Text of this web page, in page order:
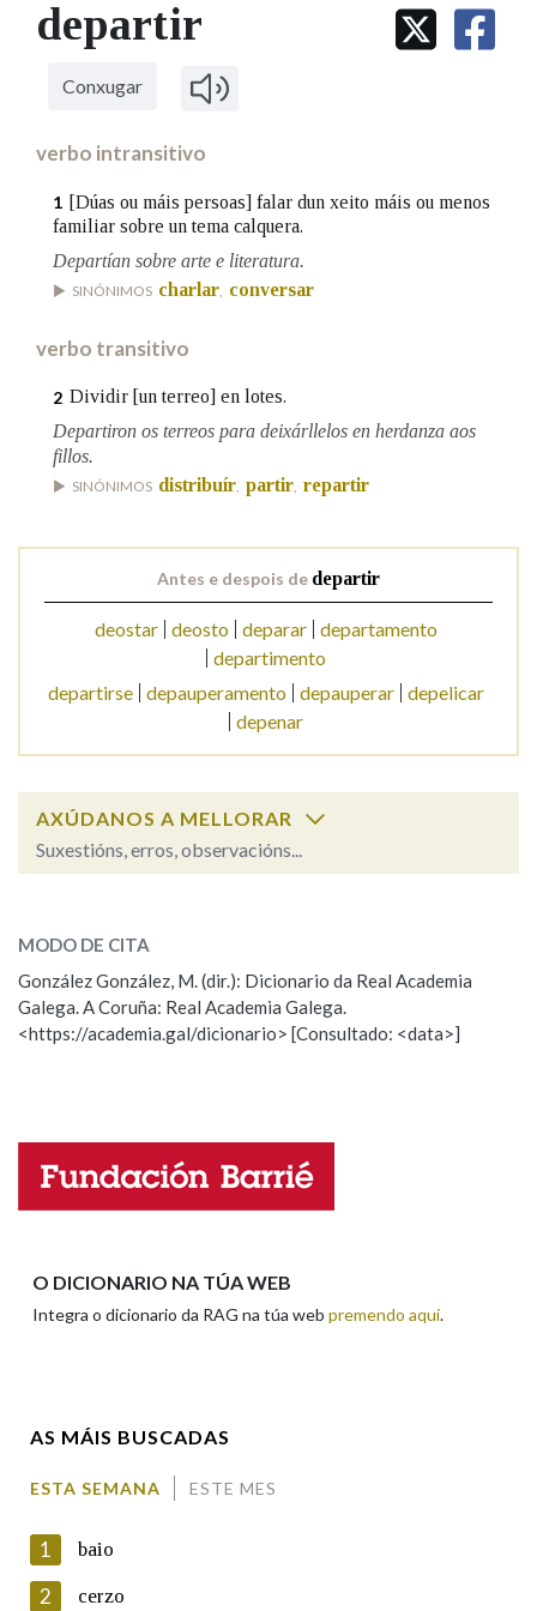
IDENTIDADE CORPORATIVA
MARCIAL DEL ADALID
FIGURAS HOMENAXEADAS
Facebook
TwitterYoutubeInstagram
Bluesky
BUSCAR NOS LEMAS
Comeza por
Contén
Na fraseoloxía
OUTRAS OPCIÓNS DE BUSCA
Marcas gramaticais
Pertence a
departir
Conxugar
verbo intransitivo
1 [Dúas ou máis persoas] falar dun xeito máis ou menos
familiar sobre un tema calquera.
Departían sobre arte e literatura.
SINÓNIMOS charlar conversar
verbo transitivo
2 Dividir [un terreo] en lotes.
Departiron os terreos para deixárllelos en herdanza aos
fillos.
SINÓNIMOS distribuír partir repartir
Antes e despois de departir
deostar deosto deparar
departamento
departimento
departirse
depauperamento depauperar
depelicar
depenar
AXÚDANOS A MELLORAR
Suxestións, erros, observacións...
ESCOLLE UNHA OPCIÓN:
Observación Hai un erro na palabra
Propoño mellorar a definición
Nome
MODO DE CITA
González González, M. (dir.): Dicionario da Real Academia
Galega. A Coruña: Real Academia Galega.
<https://academia.gal/dicionario> [Consultado: <data>]
O DICIONARIO NA TÚA WEB
Integra o dicionario da RAG na túa web premendo aquí.
AS MÁIS BUSCADAS
ESTA SEMANA ESTE MES
1 baio
2 cerzo